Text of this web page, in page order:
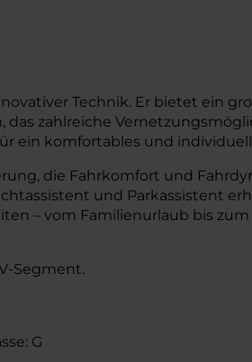
Technik. Er bietet ein
zahlreiche
ein komfortables und
die Fahrkomfort und
und Parkassistent
– vom Familienurlaub bis zum
Segment.
G